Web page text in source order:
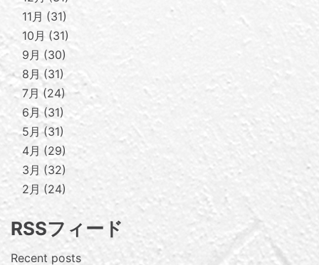
11月
31
10月 31
9月
30
8月 31
7月
24
6月 31
5月
31
4月
29
3月
32
2月
24
RSSフィード
Recent posts